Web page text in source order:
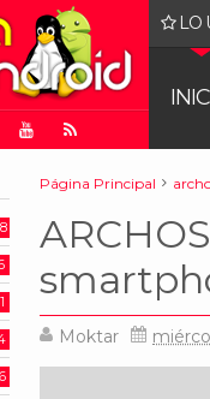
LO
a la venta
Página Principal
Moktar